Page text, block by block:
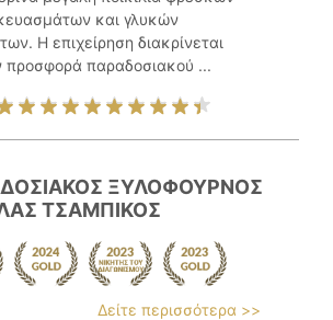
και γλυκών
Η επιχείρηση διακρίνεται
προσφορά παραδοσιακού ...
ΞΥΛΟΦΟΥΡΝΟΣ
ΤΣΑΜΠΙΚΟΣ
Δείτε περισσότερα >>